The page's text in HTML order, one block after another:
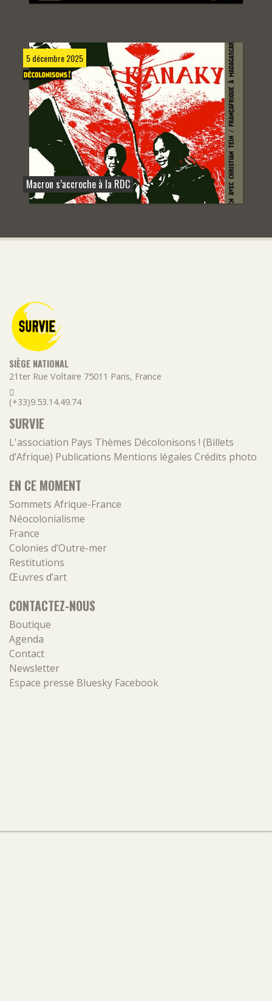
5 décembre 2025
Macron s’accroche à la RDC
SIÈGE NATIONAL
21ter Rue Voltaire 75011 Paris, France
(+33)9.53.14.49.74
SURVIE
L'association Pays Thèmes Décolonisons ! (Billets
d’Afrique) Publications Mentions légales Crédits photo
EN CE MOMENT
Sommets Afrique-France
Néocolonialisme
France
Colonies d’Outre-mer
Restitutions
Œuvres d’art
CONTACTEZ-NOUS
Boutique
Agenda
Contact
Newsletter
Espace presse Bluesky Facebook